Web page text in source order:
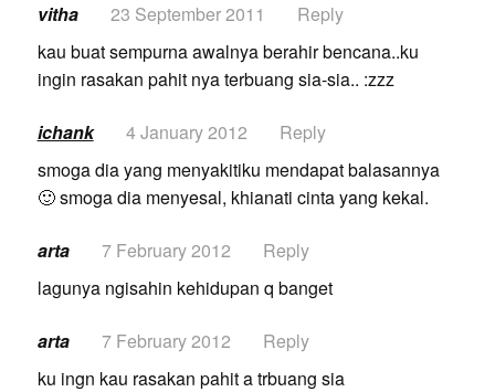
vitha 23 September 2011
Reply
kau buat sempurna awalnya berahir bencana..ku
ingin rasakan pahit nya terbuang sia-sia.. :zzz
ichank 4 January 2012
Reply
smoga dia yang menyakitiku mendapat balasannya
🙂 smoga dia menyesal, khianati cinta yang kekal.
arta 7 February 2012
Reply
lagunya ngisahin kehidupan q banget
arta 7 February 2012
Reply
ku ingn kau rasakan pahit a trbuang sia